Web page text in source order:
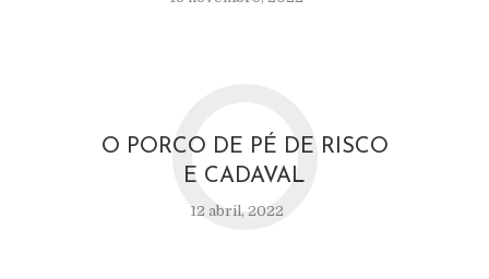
O PORCO DE PÉ DE RISCO
E CADAVAL
12 abril, 2022
O